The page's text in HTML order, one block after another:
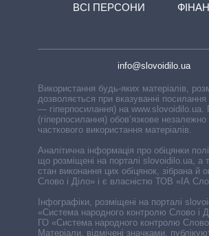
ВСІ ПЕРСОНИ
info@slovoidilo.ua
Використання будь-яких матеріалів,
дозволяється при вказуванні посилання
— гіперпосилання) на www.slovoidilo.ua.
(гіперпосилання) обов’язкове
часткового використання матеріалів.
Аналітична інформація про обіцянки
що розміщені на порталі slovoidilo.ua, а
стан виконання цих обіцянок, зібрана й
Слово і Діло» і є власністю ТОВ «ІА
Інфографіки, розміщені на порталі
«Система народного контролю Слово і
ГО «Система народного контролю Слово
Матеріали, відмічені значками,